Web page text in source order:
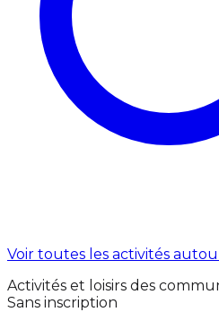
Voir toutes les activités
Activités et loisirs des
Sans inscription